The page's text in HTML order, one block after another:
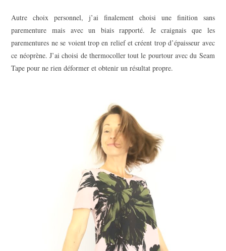
Autre choix personnel, j’ai finalement choisi une finition sans
parementure mais avec un biais rapporté. Je craignais que les
parementures ne se voient trop en relief et créent trop d’épaisseur avec
ce néoprène. J’ai choisi de thermocoller tout le pourtour avec du Seam
Tape pour ne rien déformer et obtenir un résultat propre.